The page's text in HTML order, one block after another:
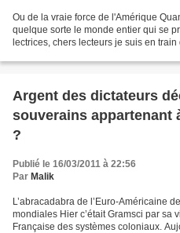
Ou de la vraie force de l'Amérique
quelque sorte le monde entier qui se
lectrices, chers lecteurs je suis en
Argent des dictateurs
souverains appartenant
?
Publié le 16/03/2011 à 22:56
Par Malik
L’abracadabra de l’Euro-Américaine
mondiales Hier c’était Gramsci par sa
Française des systèmes coloniaux.